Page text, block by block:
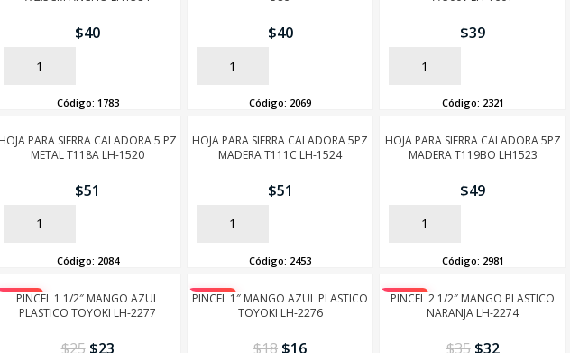
$40
AÑADIR
Código: 1783
$40
AÑADIR
Código: 2069
$39
AÑADIR
Código: 2321
HOJA PARA SIERRA CALADORA 5 PZ
METAL T118A LH-1520
$51
AÑADIR
Código: 2084
HOJA PARA SIERRA CALADORA 5PZ
MADERA T111C LH-1524
$51
AÑADIR
Código: 2453
HOJA PARA SIERRA CALADORA 5PZ
MADERA T119BO LH1523
$49
AÑADIR
Código: 2981
-10%
PINCEL 1 1/2″ MANGO AZUL
PLASTICO TOYOKI LH-2277
$25 $23
-10%
PINCEL 1″ MANGO AZUL PLASTICO
TOYOKI LH-2276
$18 $16
-10%
PINCEL 2 1/2″ MANGO PLASTICO
NARANJA LH-2274
$35 $32